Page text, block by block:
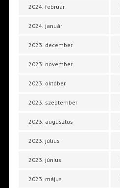
2024. február
2024. január
2023. december
2023. november
2023. október
2023. szeptember
2023. augusztus
2023. július
2023. június
2023. május